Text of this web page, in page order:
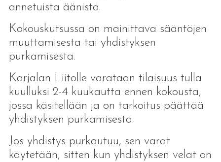
annetuista äänistä.
Kokouskutsussa on mainittava sääntöjen
muuttamisesta tai yhdistyksen
purkamisesta.
Karjalan Liitolle varataan tilaisuus tulla
kuulluksi 2-4 kuukautta ennen kokousta,
jossa käsitellään ja on tarkoitus päättää
yhdistyksen purkamisesta.
Jos yhdistys purkautuu, sen varat
käytetään, sitten kun yhdistyksen velat on